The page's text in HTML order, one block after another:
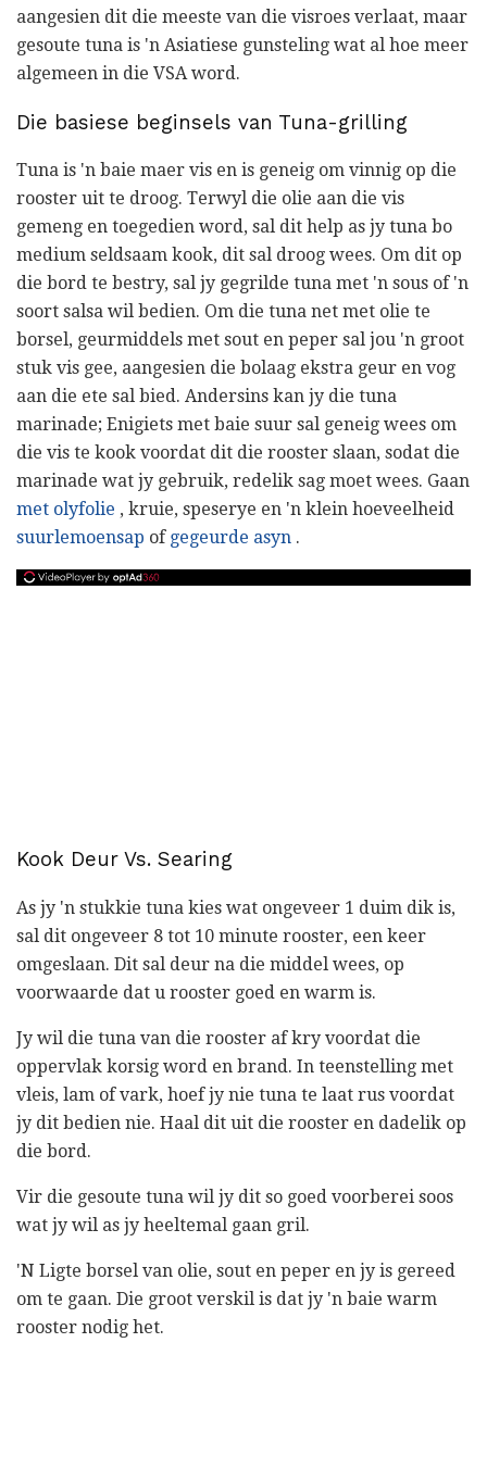
aangesien dit die meeste van die visroes verlaat, maar
gesoute tuna is 'n Asiatiese gunsteling wat al hoe meer
algemeen in die VSA word.
Die basiese beginsels van Tuna-grilling
Tuna is 'n baie maer vis en is geneig om vinnig op die
rooster uit te droog. Terwyl die olie aan die vis
gemeng en toegedien word, sal dit help as jy tuna bo
medium seldsaam kook, dit sal droog wees. Om dit op
die bord te bestry, sal jy gegrilde tuna met 'n sous of 'n
soort salsa wil bedien. Om die tuna net met olie te
borsel, geurmiddels met sout en peper sal jou 'n groot
stuk vis gee, aangesien die bolaag ekstra geur en vog
aan die ete sal bied. Andersins kan jy die tuna
marinade; Enigiets met baie suur sal geneig wees om
die vis te kook voordat dit die rooster slaan, sodat die
marinade wat jy gebruik, redelik sag moet wees. Gaan
met olyfolie , kruie, speserye en 'n klein hoeveelheid
suurlemoensap of gegeurde asyn .
Kook Deur Vs. Searing
As jy 'n stukkie tuna kies wat ongeveer 1 duim dik is,
sal dit ongeveer 8 tot 10 minute rooster, een keer
omgeslaan. Dit sal deur na die middel wees, op
voorwaarde dat u rooster goed en warm is.
Jy wil die tuna van die rooster af kry voordat die
oppervlak korsig word en brand. In teenstelling met
vleis, lam of vark, hoef jy nie tuna te laat rus voordat
jy dit bedien nie. Haal dit uit die rooster en dadelik op
die bord.
Vir die gesoute tuna wil jy dit so goed voorberei soos
wat jy wil as jy heeltemal gaan gril.
'N Ligte borsel van olie, sout en peper en jy is gereed
om te gaan. Die groot verskil is dat jy 'n baie warm
rooster nodig het.